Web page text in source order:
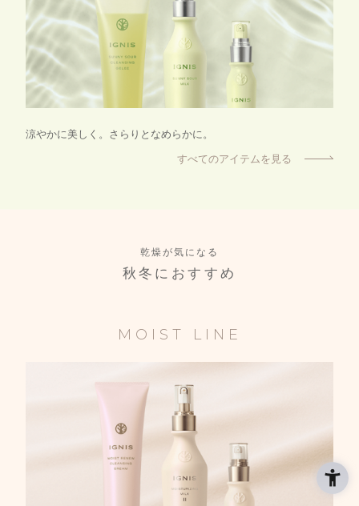
涼やかに美しく。さらりとなめらかに。
すべてのアイテムを見る
乾燥が気になる
秋冬におすすめ
MOIST LINE